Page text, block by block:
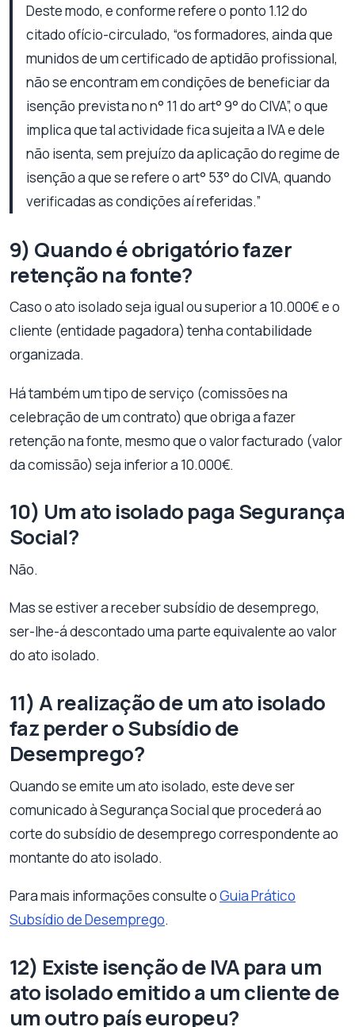
Deste modo, e conforme refere o ponto 1.12 do
citado ofício-circulado, “os formadores, ainda que
munidos de um certificado de aptidão profissional,
não se encontram em condições de beneficiar da
isenção prevista no n° 11 do art° 9° do CIVA”, o que
implica que tal actividade fica sujeita a IVA e dele
não isenta, sem prejuízo da aplicação do regime de
isenção a que se refere o art° 53° do CIVA, quando
verificadas as condições aí referidas.”
9) Quando é obrigatório fazer
retenção na fonte?
Caso o ato isolado seja igual ou superior a 10.000€ e o
cliente (entidade pagadora) tenha contabilidade
organizada.
Há também um tipo de serviço (comissões na
celebração de um contrato) que obriga a fazer
retenção na fonte, mesmo que o valor facturado (valor
da comissão) seja inferior a 10.000€.
10) Um ato isolado paga Segurança
Social?
Não.
Mas se estiver a receber subsídio de desemprego,
ser-lhe-á descontado uma parte equivalente ao valor
do ato isolado.
11) A realização de um ato isolado
faz perder o Subsídio de
Desemprego?
Quando se emite um ato isolado, este deve ser
comunicado à Segurança Social que procederá ao
corte do subsídio de desemprego correspondente ao
montante do ato isolado.
Para mais informações consulte oGuia Prático
Subsídio de Desemprego.
12) Existe isenção de IVA para um
ato isolado emitido a um cliente de
um outro país europeu?